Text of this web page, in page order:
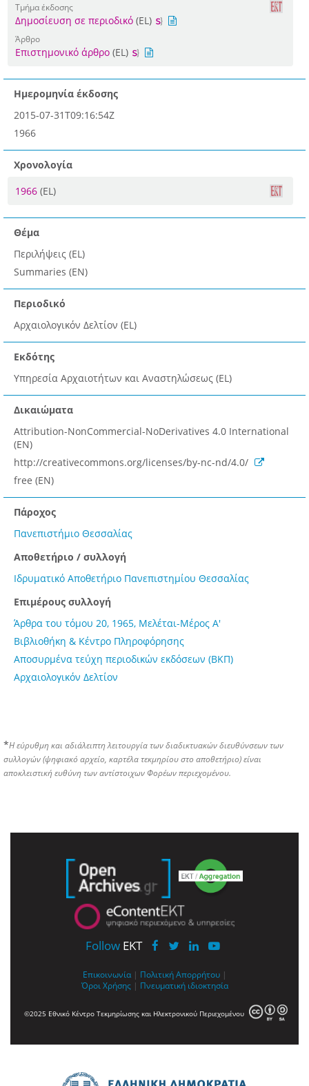
Τμήμα έκδοσης
Δημοσίευση σε περιοδικό (EL)
Άρθρο
Επιστημονικό άρθρο (EL)
Ημερομηνία έκδοσης
2015-07-31T09:16:54Z
1966
Χρονολογία
1966 (EL)
Θέμα
Περιλήψεις (EL)
Summaries (EN)
Περιοδικό
Αρχαιολογικόν Δελτίον (EL)
Εκδότης
Υπηρεσία Αρχαιοτήτων και Αναστηλώσεως (EL)
Δικαιώματα
Attribution-NonCommercial-NoDerivatives 4.0 International
(EN)
http://creativecommons.org/licenses/by-nc-nd/4.0/
free (EN)
Πάροχος
Πανεπιστήμιο Θεσσαλίας
Αποθετήριο / συλλογή
Ιδρυματικό Αποθετήριο Πανεπιστημίου Θεσσαλίας
Επιμέρους συλλογή
Άρθρα του τόμου 20, 1965, Μελέται-Μέρος Α'
Βιβλιοθήκη & Κέντρο Πληροφόρησης
Αποσυρμένα τεύχη περιοδικών εκδόσεων (ΒΚΠ)
Αρχαιολογικόν Δελτίον
*Η εύρυθμη και αδιάλειπτη λειτουργία των διαδικτυακών διευθύνσεων των
συλλογών (ψηφιακό αρχείο, καρτέλα τεκμηρίου στο αποθετήριο) είναι
αποκλειστική ευθύνη των αντίστοιχων Φορέων περιεχομένου.
Follow EKT
Επικοινωνία | Πολιτική Απορρήτου |
Όροι Χρήσης | Πνευματική ιδιοκτησία
©2025 Εθνικό Κέντρο Τεκμηρίωσης και Ηλεκτρονικού Περιεχομένου